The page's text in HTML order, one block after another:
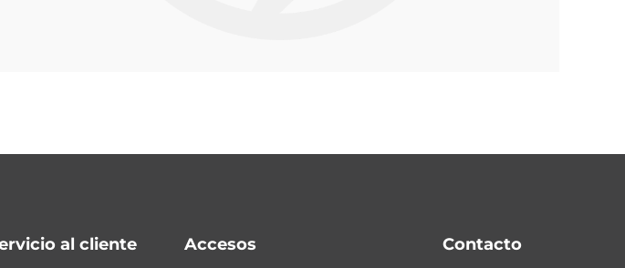
al cliente Accesos Contacto